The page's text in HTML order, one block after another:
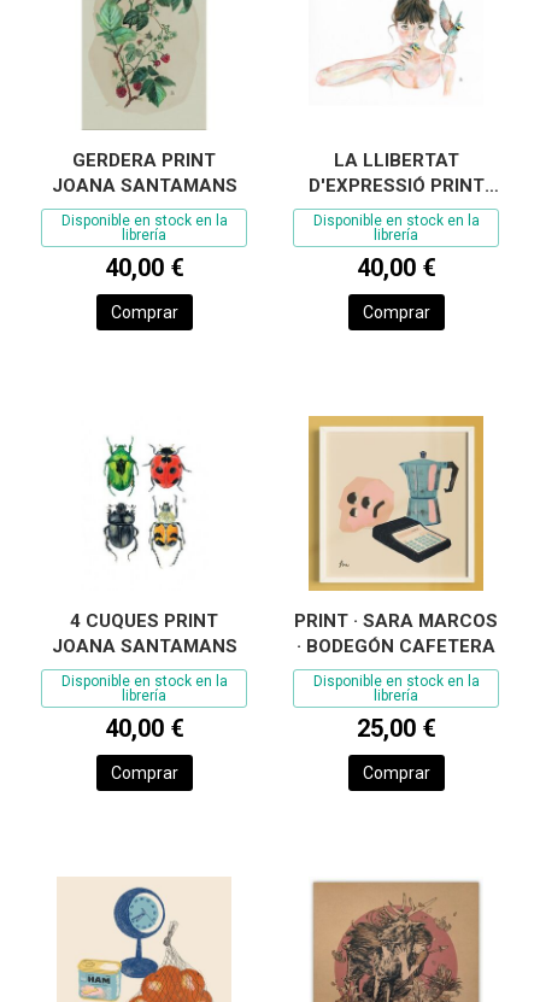
GERDERA PRINT
JOANA SANTAMANS
Disponible en stock en la
librería
40,00 €
Comprar
LA LLIBERTAT
D'EXPRESSIÓ PRINT
JOANA SANTAMANS
Disponible en stock en la
librería
40,00 €
Comprar
4 CUQUES PRINT
JOANA SANTAMANS
Disponible en stock en la
librería
40,00 €
Comprar
PRINT · SARA MARCOS
· BODEGÓN CAFETERA
Disponible en stock en la
librería
25,00 €
Comprar